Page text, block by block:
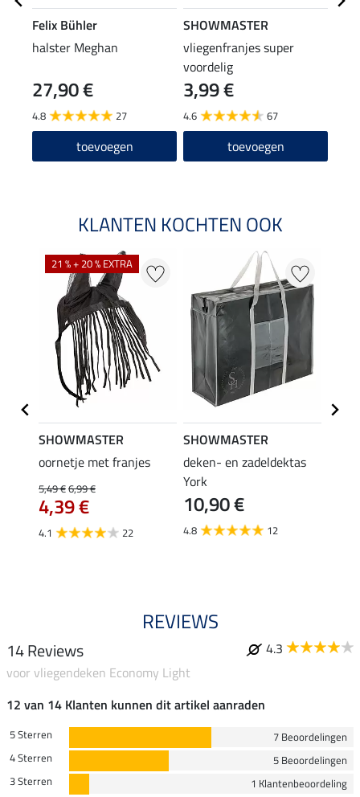
Felix Bühler
halster Meghan
27,90 €
4.8 27
toevoegen
SHOWMASTER
vliegenfranjes super
voordelig
3,99 €
4.6 67
toevoegen
KLANTEN KOCHTEN OOK
21 % + 20 % EXTRA
SHOWMASTER
oornetje met franjes
5,49 €6,99 €
4,39 €
4.1 22
SHOWMASTER
deken- en zadeldektas
York
10,90 €
4.8 12
REVIEWS
14 Reviews
4.3
voor vliegendeken Economy Light
12 van 14 Klanten kunnen dit artikel aanraden
5 Sterren
7 Beoordelingen
4 Sterren
5 Beoordelingen
3 Sterren
1 Klantenbeoordeling